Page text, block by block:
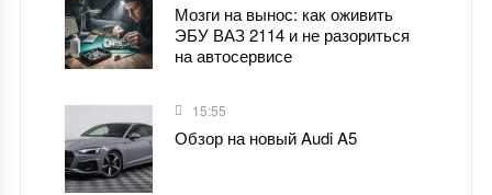
Мозги на вынос: как оживить
ЭБУ ВАЗ 2114 и не разориться
на автосервисе
15:55
Обзор на новый Audi A5